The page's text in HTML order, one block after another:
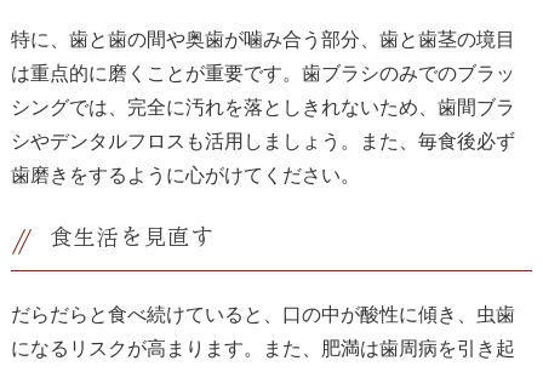
特に、歯と歯の間や奥歯が噛み合う部分、歯と歯茎の境目
は重点的に磨くことが重要です。歯ブラシのみでのブラッ
シングでは、完全に汚れを落としきれないため、歯間ブラ
シやデンタルフロスも活用しましょう。また、毎食後必ず
歯磨きをするように心がけてください。
食生活を見直す
だらだらと食べ続けていると、口の中が酸性に傾き、虫歯
になるリスクが高まります。また、肥満は歯周病を引き起